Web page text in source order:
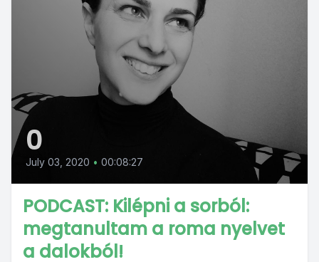
0
July 03, 2020 • 00:08:27
PODCAST: Kilépni a sorból:
megtanultam a roma nyelvet
a dalokból!